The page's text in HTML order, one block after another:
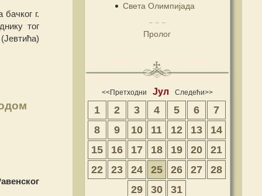
г.
тог
Света Олимпијада
Пролог
<<Претходни Јул Следећи>>
1 2 3 4 5 6
7
8
9 10 11 12 13
14
15
16 17 18 19 20
21
22
23 24 25 26 27
28
29
30 31